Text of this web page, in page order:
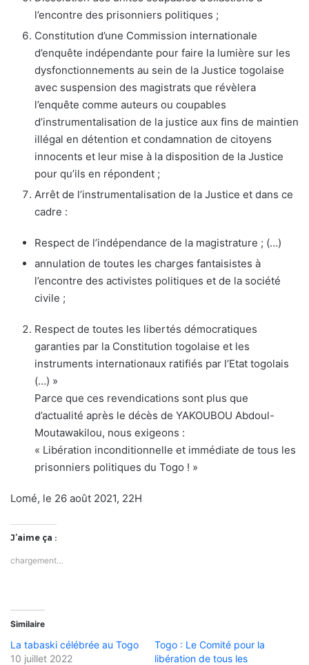
l’encontre des prisonniers politiques ;
Constitution d’une Commission internationale
d’enquête indépendante pour faire la lumière sur les
dysfonctionnements au sein de la Justice togolaise
avec suspension des magistrats que révèlera
l’enquête comme auteurs ou coupables
d’instrumentalisation de la justice aux fins de maintien
illégal en détention et condamnation de citoyens
innocents et leur mise à la disposition de la Justice
pour qu’ils en répondent ;
Arrêt de l’instrumentalisation de la Justice et dans ce
cadre :
Respect de l’indépendance de la magistrature ; (…)
annulation de toutes les charges fantaisistes à
l’encontre des activistes politiques et de la société
civile ;
Respect de toutes les libertés démocratiques
garanties par la Constitution togolaise et les
instruments internationaux ratifiés par l’Etat togolais
(…) »
Parce que ces revendications sont plus que
d’actualité après le décès de YAKOUBOU Abdoul-
Moutawakilou, nous exigeons :
« Libération inconditionnelle et immédiate de tous les
prisonniers politiques du Togo ! »
Lomé, le 26 août 2021, 22H
J’aime ça :
chargement…
Similaire
La tabaski célébrée au Togo
10 juillet 2022
Togo : Le Comité pour la
libération de tous les